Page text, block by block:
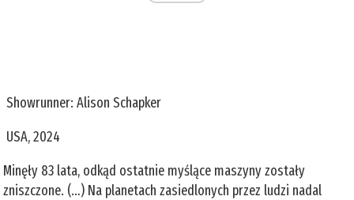
Showrunner: Alison Schapker
USA, 2024
Minęły 83 lata, odkąd ostatnie myślące maszyny zostały
zniszczone. (…) Na planetach zasiedlonych przez ludzi nadal